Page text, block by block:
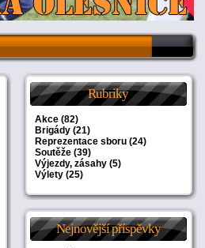
Rubriky
Akce (82)
Brigády (21)
Reprezentace sboru (24)
Soutěže (39)
Výjezdy, zásahy (5)
Výlety (25)
Nejnovější příspěvky